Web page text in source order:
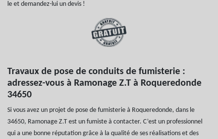
le et demandez-lui un devis !
Travaux de pose de conduits de fumisterie :
adressez-vous à Ramonage Z.T à Roqueredonde
34650
Si vous avez un projet de pose de fumisterie à Roqueredonde, dans le
34650, Ramonage Z.T est un fumiste à contacter. C’est un professionnel
qui a une bonne réputation grâce à la qualité de ses réalisations et des